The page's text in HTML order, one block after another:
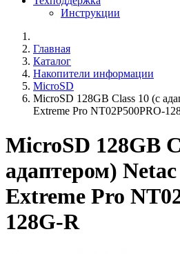
Инструкции
Главная
Каталог
Накопители информации
MicroSD
MicroSD 128GB Class 10 (с
Extreme Pro NT02P500PRO-
MicroSD 128GB
адаптером)
Extreme Pro
128G-R